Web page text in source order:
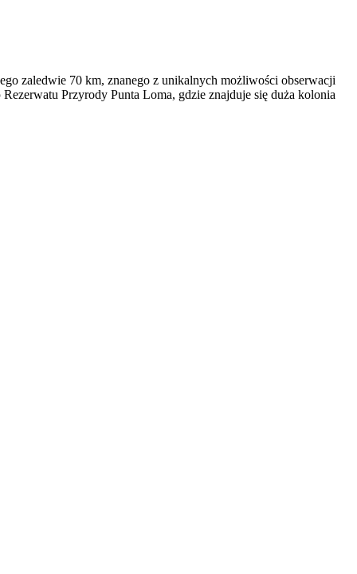
zaledwie 70 km, znanego z unikalnych możliwości obserwacji
Przyrody Punta Loma, gdzie znajduje się duża kolonia